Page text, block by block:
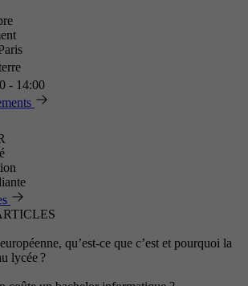
- 14:00
qu’est-ce que c’est et pourquoi la
lycée ?